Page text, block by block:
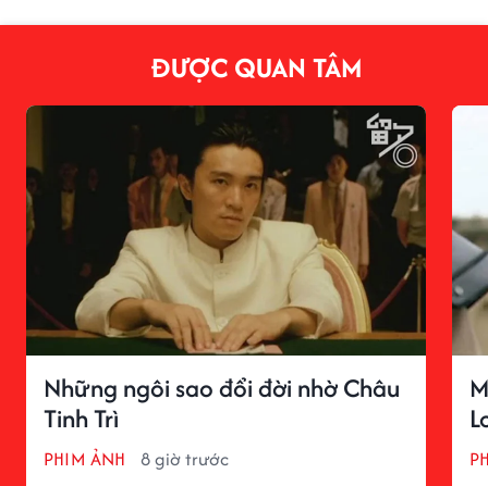
ĐƯỢC QUAN TÂM
Những ngôi sao đổi đời nhờ Châu
Tinh Trì
PHIM ẢNH 8 giờ trước